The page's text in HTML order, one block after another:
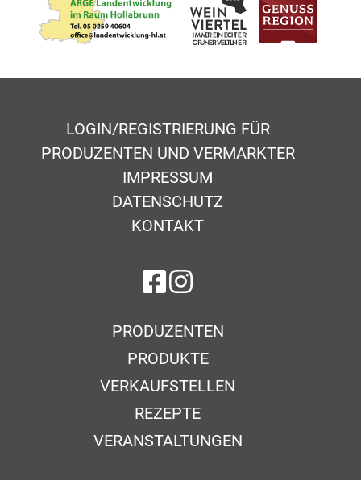
LOGIN/REGISTRIERUNG FÜR
PRODUZENTEN UND VERMARKTER
IMPRESSUM
DATENSCHUTZ
KONTAKT
auf Facebook
auf Instagram
PRODUZENTEN
PRODUKTE
VERKAUFSTELLEN
REZEPTE
VERANSTALTUNGEN